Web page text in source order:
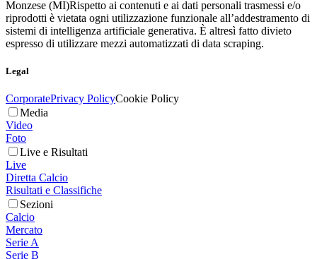
Monzese (MI)Rispetto ai contenuti e ai dati personali trasmessi e/o
riprodotti è vietata ogni utilizzazione funzionale all’addestramento di
sistemi di intelligenza artificiale generativa. È altresì fatto divieto
espresso di utilizzare mezzi automatizzati di data scraping.
Legal
CorporatePrivacy PolicyCookie Policy
Media
Video
Foto
Live e Risultati
Live
Diretta Calcio
Risultati e Classifiche
Sezioni
Calcio
Mercato
Serie A
Serie B